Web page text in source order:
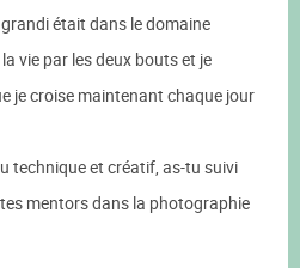
était dans le domaine
vie par les deux bouts et je
je croise maintenant chaque jour
technique et créatif, as-tu suivi
mentors dans la photographie